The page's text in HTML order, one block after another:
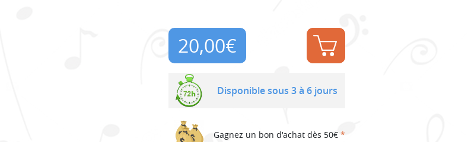
20,00€
Disponible sous 3 à 6 jours
Gagnez un bon d'achat dès 50€ *